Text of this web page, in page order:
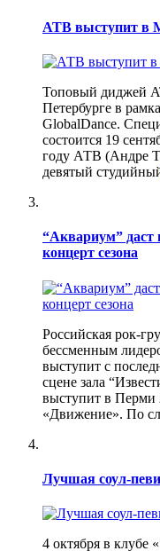
АТВ выступит в
Топовый диджей
Петербурге в
GlobalDance.
состоится 19
году АТВ (Андре
девятый
“Аквариум” даст
концерт сезона
Российская рок-
бессменным
выступит с
сцене зала
выступит в Перми
«Движение». По
Лучшая соул-
4 октября в клубе